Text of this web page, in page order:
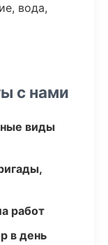
вода,
с нами
виды
работ
в день